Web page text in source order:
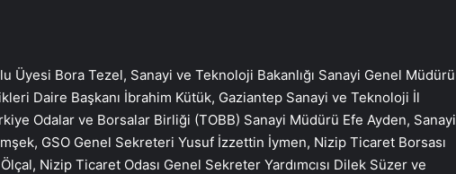
Üyesi Bora Tezel, Sanayi ve Teknoloji Bakanlığı Sanayi Genel Müdürü
Daire Başkanı İbrahim Kütük, Gaziantep Sanayi ve Teknoloji İl
Odalar ve Borsalar Birliği (TOBB) Sanayi Müdürü Efe Ayden, Sanayi
GSO Genel Sekreteri Yusuf İzzettin İymen, Nizip Ticaret Borsası
Nizip Ticaret Odası Genel Sekreter Yardımcısı Dilek Süzer ve